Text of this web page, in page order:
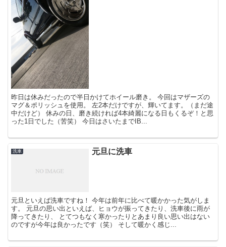
昨日は休みだったので半日かけてホイール磨き。 今回はマザーズの
マグ＆ポリッシュを使用。 左2本だけですが、輝いてます。（まだ途
中だけど） 休みの日、磨き続ければ4本綺麗になる日もくるぞ！と思
った1日でした（苦笑） 今日はさいたまでIB...
洗車 元旦に洗車
元旦といえば洗車ですね！ 今年は前年に比べて暖かかった気がしま
す。 元旦の思い出といえば、ヒョウが振ってきたり、洗車後に雨が
降ってきたり、 とてつもなく寒かったりとあまり良い思い出はない
のですが今年は良かったです（笑） そして暖かく感じ...